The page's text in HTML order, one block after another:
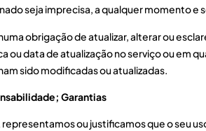
seja imprecisa, a qualquer momento e
obrigação de atualizar, alterar ou
ou data de atualização no serviço ou em
sido modificadas ou atualizadas.
Garantias
ou justificamos que o seu